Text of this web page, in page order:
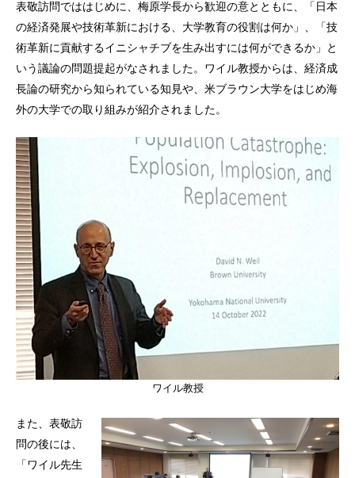
表敬訪問でははじめに、梅原学長から歓迎の意とともに、「日本
の経済発展や技術革新における、大学教育の役割は何か」、「技
術革新に貢献するイニシャチブを生み出すには何ができるか」と
いう議論の問題提起がなされました。ワイル教授からは、経済成
長論の研究から知られている知見や、米ブラウン大学をはじめ海
外の大学での取り組みが紹介されました。
ワイル教授
また、表敬訪
問の後には、
「ワイル先生